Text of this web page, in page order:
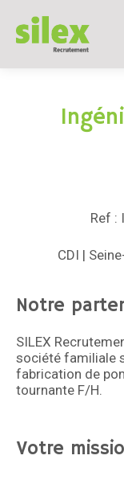
contenu
Ref :
CDI |
Notre
SILEX
société familiale
fabrication de
tournante F/H.
Votre